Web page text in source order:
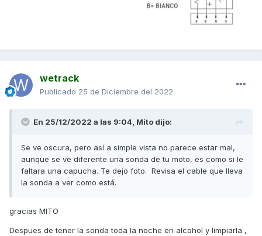
wetrack
Publicado 25 de Diciembre del 2022
En 25/12/2022 a las 9:04, Mito dijo:
Se ve oscura, pero así a simple vista no parece estar mal,
aunque se ve diferente una sonda de tu moto, es como si le
faltara una capucha. Te dejo foto. Revisa el cable que lleva
la sonda a ver como está.
gracias MITO
Despues de tener la sonda toda la noche en alcohol y limpiarla ,